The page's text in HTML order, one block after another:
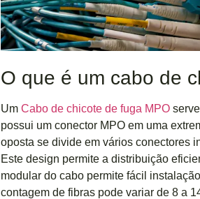
O que é um cabo de
Um Cabo de chicote de fuga MPO
possui um conector MPO em uma
oposta se divide em vários conectores
Este design permite a distribuição
modular do cabo permite fácil
contagem de fibras pode variar de 8 a